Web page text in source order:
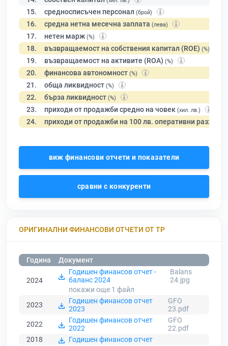
15. средносписъчен персонал (брой)
16. средна нетна месечна заплата (лева)
17. нетен марж (%)
18. възвращаемост на собствения капитал (ROE) (%)
19. възвращаемост на активите (ROA) (%)
20. финансова автономност (%)
21. обща ликвидност (%)
22. бърза ликвидност (%)
23. приходи от продажби средно на човек (хил. лв.)
24. приходи от продажби на 100 лв. оперативни разходи
виж финансови отчети и показатели
сравни с конкуренти
ОРИГИНАЛНИ ФИНАНСОВИ ОТЧЕТИ ОТ ТР
Година Документ
2024
Годишен финансов отчет -
баланс 2024
Balans
24.jpg
покажи още 1 файл
2023
Годишен финансов отчет
2023
GFO
23.pdf
2022
Годишен финансов отчет
2022
GFO
22.pdf
2018
Годишен финансов отчет